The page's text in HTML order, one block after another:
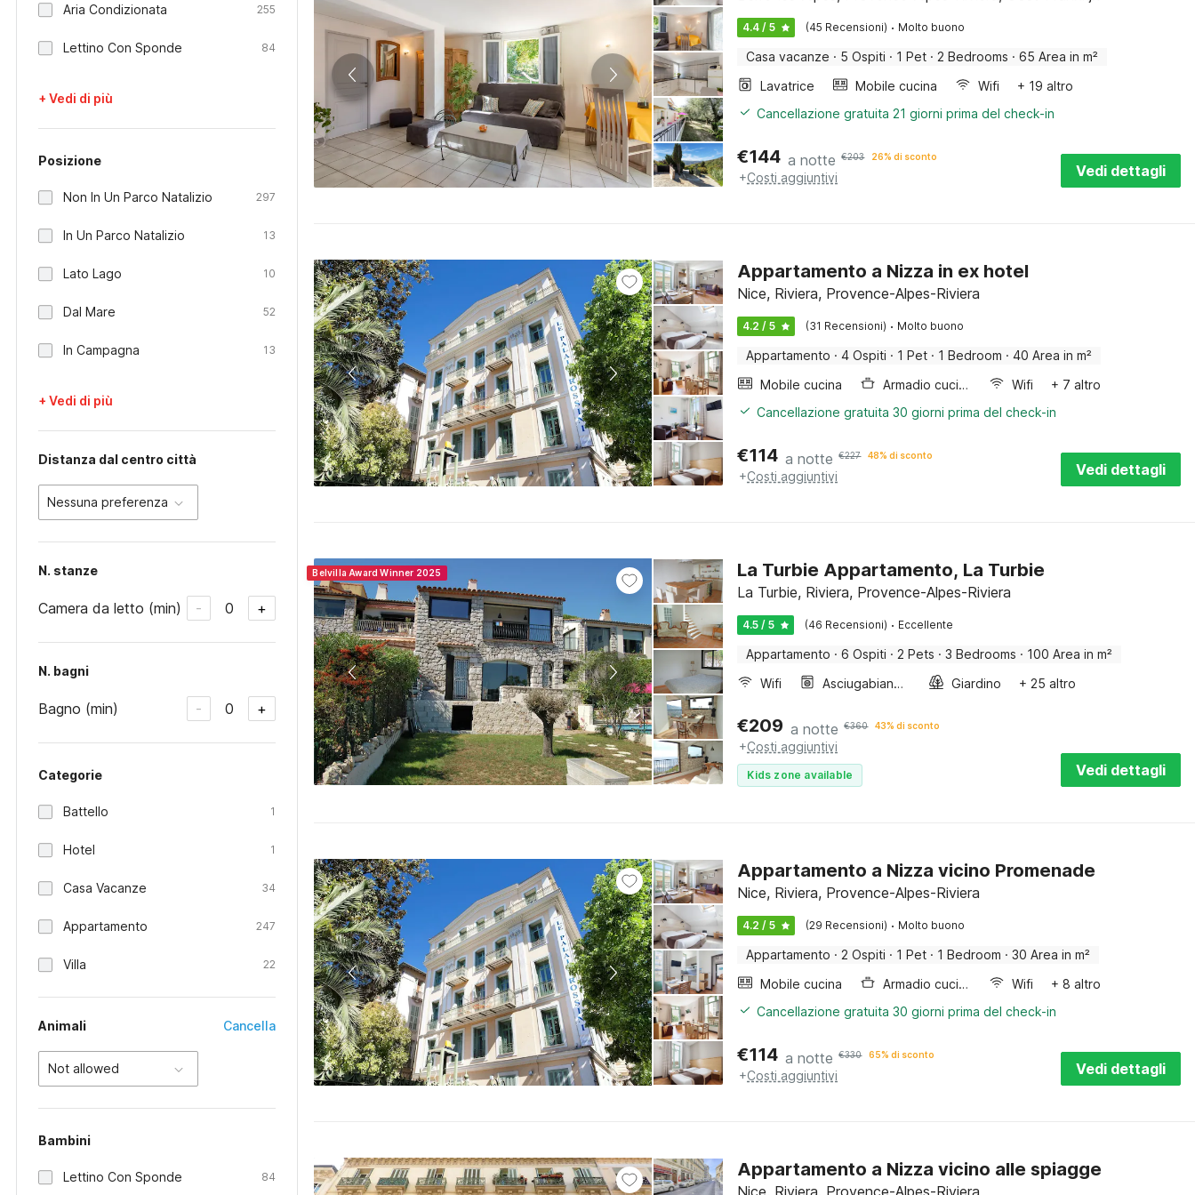
Aria Condizionata 255
Lettino Con Sponde 84
+ Vedi di più
Posizione
Non In Un Parco Natalizio 297
In Un Parco Natalizio 13
Lato Lago 10
Dal Mare 52
In Campagna 13
+ Vedi di più
Distanza dal centro città
Nessuna preferenza
N. stanze
Camera da letto (min) - 0 +
N. bagni
Bagno (min) - 0 +
Categorie
Battello 1
Hotel 1
Casa Vacanze 34
Appartamento 247
Villa 22
Animali Cancella
Not allowed
Bambini
Lettino Con Sponde 84
4.4 / 5 (45 Recensioni) · Molto buono
Casa vacanze · 5 Ospiti · 1 Pet · 2 Bedrooms · 65 Area in m²
Lavatrice
Mobile cucina Wifi
+ 19 altro
Cancellazione gratuita 21 giorni prima del check-in
€144 a notte €203 26% di sconto
+Costi aggiuntivi Vedi dettagli
Appartamento a Nizza in ex hotel
Nice, Riviera, Provence-Alpes-Riviera
4.2 / 5 (31 Recensioni) · Molto buono
Appartamento · 4 Ospiti · 1 Pet · 1 Bedroom · 40 Area in m²
Mobile cucina
Armadio cucina Wifi
+ 7 altro
Cancellazione gratuita 30 giorni prima del check-in
€114 a notte €227 48% di sconto
+Costi aggiuntivi Vedi dettagli
Belvilla Award Winner 2025 La Turbie Appartamento, La Turbie
La Turbie, Riviera, Provence-Alpes-Riviera
4.5 / 5 (46 Recensioni) · Eccellente
Appartamento · 6 Ospiti · 2 Pets · 3 Bedrooms · 100 Area in m²
Wifi
Asciugabiancheria Giardino + 25 altro
€209 a notte €360 43% di sconto
+Costi aggiuntivi
Kids zone available Vedi dettagli
Appartamento a Nizza vicino Promenade
Nice, Riviera, Provence-Alpes-Riviera
4.2 / 5 (29 Recensioni) · Molto buono
Appartamento · 2 Ospiti · 1 Pet · 1 Bedroom · 30 Area in m²
Mobile cucina
Armadio cucina Wifi
+ 8 altro
Cancellazione gratuita 30 giorni prima del check-in
€114 a notte €330 65% di sconto
+Costi aggiuntivi Vedi dettagli
Appartamento a Nizza vicino alle spiagge
Nice, Riviera, Provence-Alpes-Riviera